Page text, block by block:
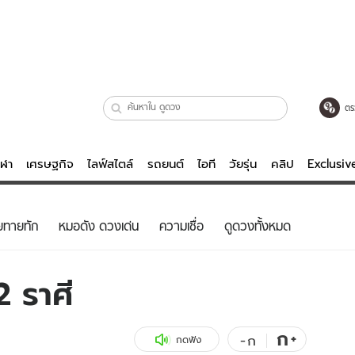
ต
า เศรษฐกิจ ไลฟ์สไตล์ รถยนต์ ไอที วัยรุ่น คลิป
จหวย ไลฟ์สไตล์
คลิป
ทายทัก หมอดัง ดวงเด่น ความเชื่อ ดูดวงทั้งหมด
ราศี
กดฟัง -ก ก+